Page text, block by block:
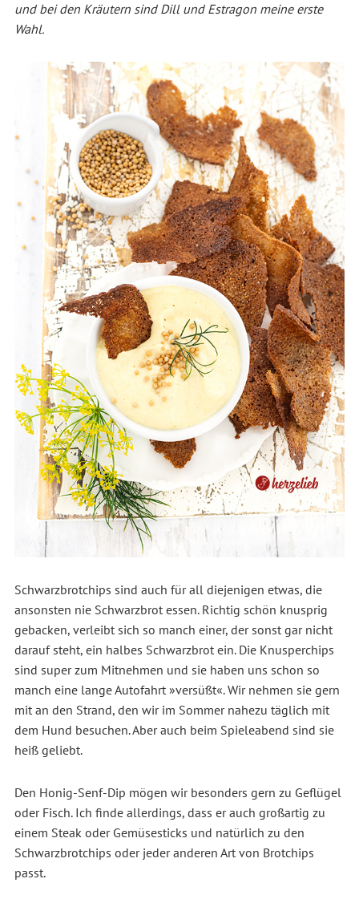
und bei den Kräutern sind Dill und Estragon meine erste
Wahl.
Schwarzbrotchips sind auch für all diejenigen etwas, die
ansonsten nie Schwarzbrot essen. Richtig schön knusprig
gebacken, verleibt sich so manch einer, der sonst gar nicht
darauf steht, ein halbes Schwarzbrot ein. Die Knusperchips
sind super zum Mitnehmen und sie haben uns schon so
manch eine lange Autofahrt »versüßt«. Wir nehmen sie gern
mit an den Strand, den wir im Sommer nahezu täglich mit
dem Hund besuchen. Aber auch beim Spieleabend sind sie
heiß geliebt.
Den Honig-Senf-Dip mögen wir besonders gern zu Geflügel
oder Fisch. Ich finde allerdings, dass er auch großartig zu
einem Steak oder Gemüsesticks und natürlich zu den
Schwarzbrotchips oder jeder anderen Art von Brotchips
passt.